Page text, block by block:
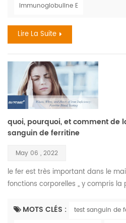
d'insectes. le coût annuel des
immunoglobuline E
Lire La Suite
quoi, pourquoi, et comment de
sanguin de ferritine
May 06 , 2022
le fer est très important dans le
fonctions corporelles ,, y compris
l'oxygène. le fer est également
MOTS CLÉS : test sanguin de